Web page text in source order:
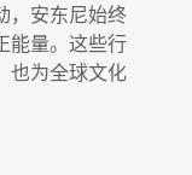
，安东尼始终
能量。这些行
也为全球文化